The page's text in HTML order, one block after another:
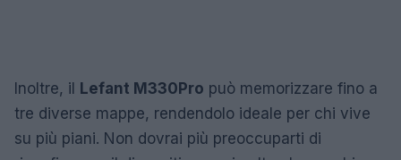
Inoltre, il Lefant M330Pro può memorizzare fino a
tre diverse mappe, rendendolo ideale per chi vive
su più piani. Non dovrai più preoccuparti di